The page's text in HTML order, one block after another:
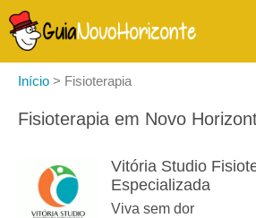
Início > Fisioterapia
Fisioterapia em Novo
Vitória Studio
Especializada
Viva sem dor